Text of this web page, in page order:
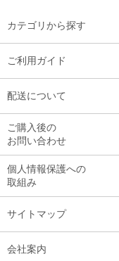
カテゴリから探す
ご利用ガイド
配送について
ご購入後の
お問い合わせ
個人情報保護への
取組み
サイトマップ
会社案内